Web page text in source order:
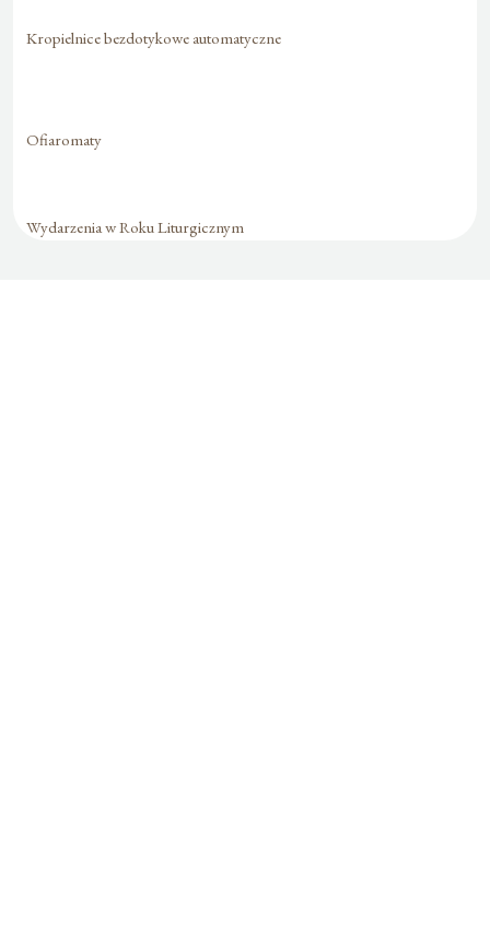
Kropielnice bezdotykowe automatyczne
Ofiaromaty
Wydarzenia w Roku Liturgicznym